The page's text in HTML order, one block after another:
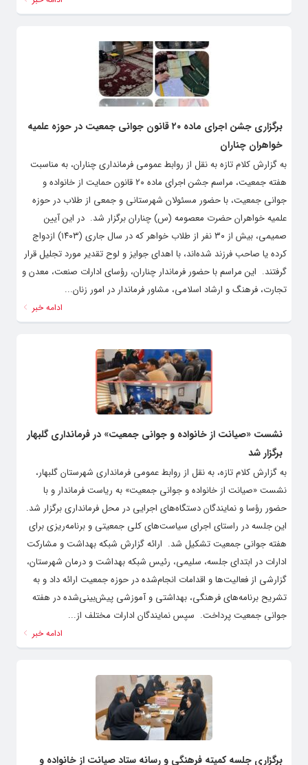
برگزاری جشن اجرای ماده ۲۰ قانون جوانی جمعیت در حوزه علمیه
خواهران چناران
به گزارش کلام تازه به نقل از روابط عمومی فرمانداری چناران، به مناسبت
هفته جمعیت، مراسم جشن اجرای ماده ۲۰ قانون حمایت از خانواده و
جوانی جمعیت، با حضور مسئولان شهرستانی و جمعی از طلاب در حوزه
علمیه خواهران حضرت معصومه (س) چناران برگزار شد. ‌ در این آیین
صمیمی، بیش از ۳۰ نفر از طلاب خواهر که در سال جاری (۱۴۰۳) ازدواج
کرده یا صاحب فرزند شده‌اند، با اهدای جوایز و لوح تقدیر مورد تجلیل قرار
گرفتند. ‌ این مراسم با حضور فرماندار چناران، رؤسای ادارات صنعت، معدن و
تجارت، فرهنگ و ارشاد اسلامی، مشاور فرماندار در امور زنان...
ادامه خبر
نشست «صیانت از خانواده و جوانی جمعیت» در فرمانداری گلبهار
برگزار شد
به گزارش کلام تازه، به نقل از روابط عمومی فرمانداری شهرستان گلبهار،
نشست «صیانت از خانواده و جوانی جمعیت» به ریاست فرماندار و با
حضور رؤسا و نمایندگان دستگاه‌های اجرایی در محل فرمانداری برگزار شد.
این جلسه در راستای اجرای سیاست‌های کلی جمعیتی و برنامه‌ریزی برای
هفته جوانی جمعیت تشکیل شد. ‌ ارائه گزارش شبکه بهداشت و مشارکت
ادارات در ابتدای جلسه، سلیمی، رئیس شبکه بهداشت و درمان شهرستان،
گزارشی از فعالیت‌ها و اقدامات انجام‌شده در حوزه جمعیت ارائه داد و به
تشریح برنامه‌های فرهنگی، بهداشتی و آموزشی پیش‌بینی‌شده در هفته
جوانی جمعیت پرداخت. ‌ سپس نمایندگان ادارات مختلف از...
ادامه خبر
برگزاری جلسه کمیته فرهنگی و رسانه ستاد صیانت از خانواده و